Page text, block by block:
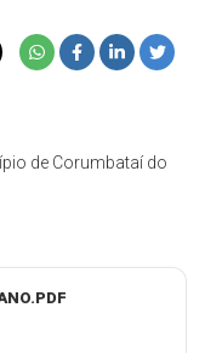
de Corumbataí do